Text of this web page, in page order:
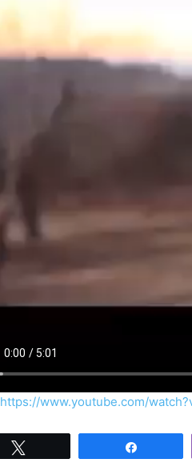
https://www.youtube.com/